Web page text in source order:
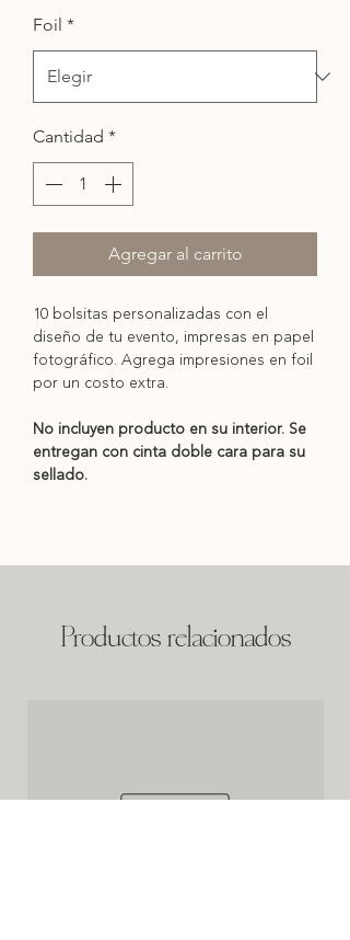
Foil *
Cantidad *
Agregar al carrito
10 bolsitas personalizadas con el
diseño de tu evento, impresas en papel
fotográfico. Agrega impresiones en foil
por un costo extra.
No incluyen producto en su interior. Se
entregan con cinta doble cara para su
sellado.
Productos relacionados